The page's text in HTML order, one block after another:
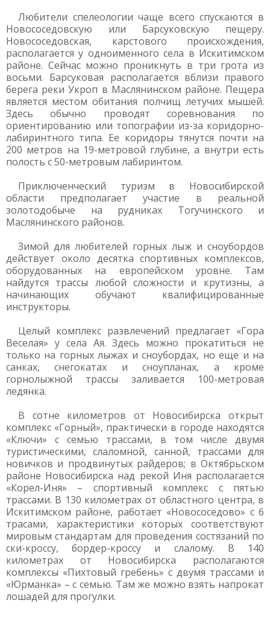
Любители спелеологии чаще всего спускаются в
Новососедовскую или Барсуковскую пещеру.
Новососедовская, карстового происхождения,
располагается у одноименного села в Искитимском
районе. Сейчас можно проникнуть в три грота из
восьми. Барсуковая располагается вблизи правого
берега реки Укроп в Маслянинском районе. Пещера
является местом обитания полчищ летучих мышей.
Здесь обычно проводят соревнования по
ориентированию или топографии из-за коридорно-
лабиринтного типа. Ее коридоры тянутся почти на
200 метров на 19-метровой глубине, а внутри есть
полость с 50-метровым лабиринтом.
Приключенческий туризм в Новосибирской
области предполагает участие в реальной
золотодобыче на рудниках Тогучинского и
Маслянинского районов.
Зимой для любителей горных лыж и сноубордов
действует около десятка спортивных комплексов,
оборудованных на европейском уровне. Там
найдутся трассы любой сложности и крутизны, а
начинающих обучают квалифицированные
инструкторы.
Целый комплекс развлечений предлагает «Гора
Веселая» у села Ая. Здесь можно прокатиться не
только на горных лыжах и сноубордах, но еще и на
санках, снегокатах и сноупланах, а кроме
горнолыжной трассы заливается 100-метровая
ледянка.
В сотне километров от Новосибирска открыт
комплекс «Горный», практически в городе находятся
«Ключи» с семью трассами, в том числе двумя
туристическими, слаломной, санной, трассами для
новичков и продвинутых райдеров; в Октябрьском
районе Новосибирска над рекой Иня располагается
«Корел-Иня» – спортивный комплекс с пятью
трассами. В 130 километрах от областного центра, в
Искитимском районе, работает «Новососедово» с 6
трасами, характеристики которых соответствуют
мировым стандартам для проведения состязаний по
ски-кроссу, бордер-кроссу и слалому. В 140
километрах от Новосибирска располагаются
комплексы «Пихтовый гребень» с двумя трассами и
«Юрманка» – с семью. Там же можно взять напрокат
лошадей для прогулки.